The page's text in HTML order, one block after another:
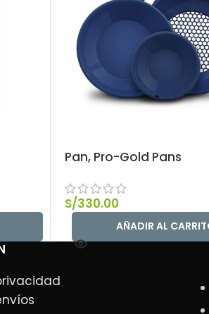
Pan, Pro-Gold Pans
S/330.00
AÑADIR AL